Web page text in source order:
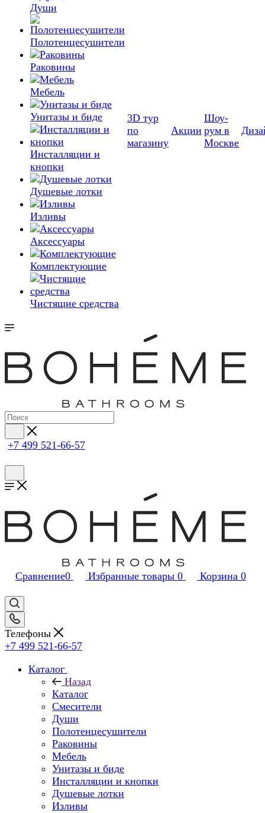
Души
Полотенцесушители
Раковины
Мебель
Унитазы и биде
Инсталляции и
кнопки
Душевые лотки
Изливы
Аксессуары
Комплектующие
Чистящие средства
3D тур
по
магазину
Акции
Шоу-
рум в
Москве
+7 499 521-66-57
Сравнение0 Избранные товары 0 Корзина 0
Телефоны
+7 499 521-66-57
Каталог
Назад
Каталог
Смесители
Души
Полотенцесушители
Раковины
Мебель
Унитазы и биде
Инсталляции и кнопки
Душевые лотки
Изливы